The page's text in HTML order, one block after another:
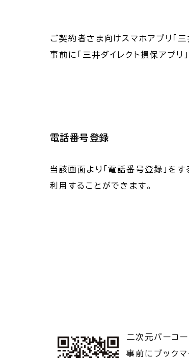
ご契約者さま向けスマホアプリ「三
事前に「三井ダイレクト損保アプ
電話番号登録
当該画面より「電話番号登録」を
利用することができます。
二次元バーコ
事前にブックマ